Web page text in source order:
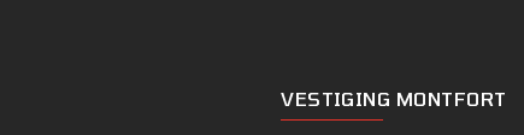
VESTIGING MONTFORT